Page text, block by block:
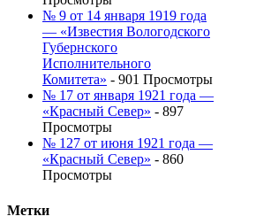
№ 9 от 14 января 1919 года
— «Известия Вологодского
Губернского
Исполнительного
Комитета» - 901 Просмотры
№ 17 от января 1921 года —
«Красный Север» - 897
Просмотры
№ 127 от июня 1921 года —
«Красный Север» - 860
Просмотры
Метки